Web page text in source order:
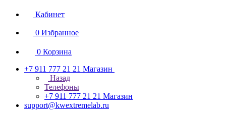
Кабинет
0 Избранное
0 Корзина
+7 911 777 21 21 Магазин
Назад
Телефоны
+7 911 777 21 21 Магазин
support@kwextremelab.ru